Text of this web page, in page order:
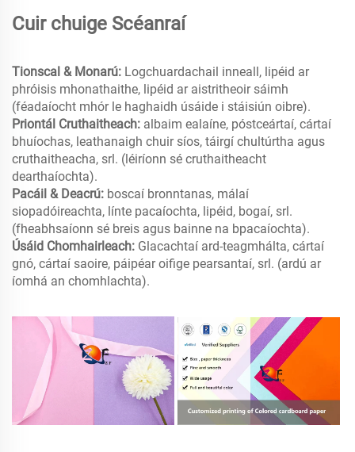
Cuir chuige Scéanraí​
Tionscal & Monarú: Logchuardachail inneall, lipéid ar
phróisis mhonathaithe, lipéid ar aistritheoir sáimh
(féadaíocht mhór le haghaidh úsáide i stáisiún oibre).
Priontál Cruthaitheach: albaim ealaíne, póstceártaí, cártaí
bhuíochas, leathanaigh chuir síos, táirgí chultúrtha agus
cruthaitheacha, srl. (léiríonn sé cruthaitheacht
dearthaíochta).
Pacáil & Deacrú: boscaí bronntanas, málaí
siopadóireachta, línte pacaíochta, lipéid, bogaí, srl.
(fheabhsaíonn sé breis agus bainne na bpacaíochta).
Úsáid Chomhairleach: Glacachtaí ard-teagmhálta, cártaí
gnó, cártaí saoire, páipéar oifige pearsantaí, srl. (ardú ar
íomhá an chomhlachta).